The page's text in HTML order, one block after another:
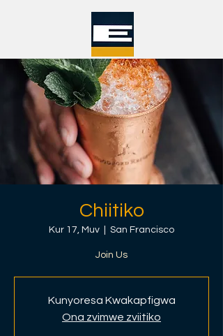
Chiitiko
Kur 17, Muv San Francisco
Join Us
Kunyoresa Kwakapfigwa
Ona zvimwe zviitiko